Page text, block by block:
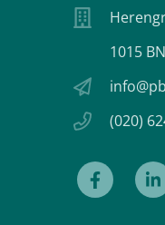
1015
(020)